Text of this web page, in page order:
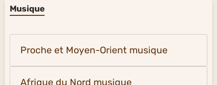
Musique
Proche et Moyen-Orient musique
Afrique du Nord musique